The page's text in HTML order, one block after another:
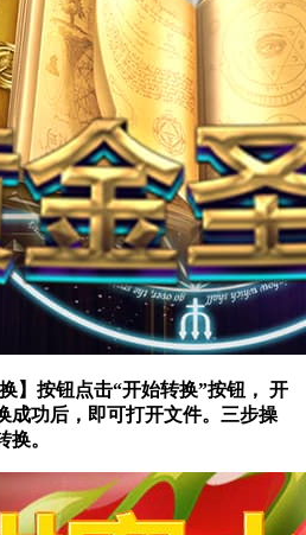
】按钮点击“开始转换”按钮， 开
成功后，即可打开文件。三步操
。